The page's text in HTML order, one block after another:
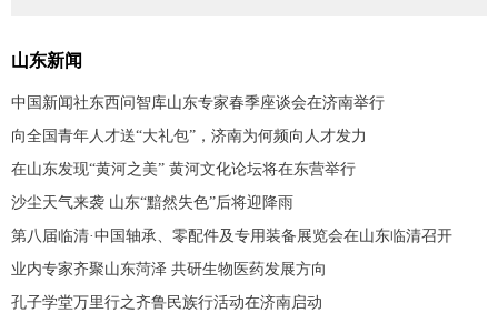
山东新闻
中国新闻社东西问智库山东专家春季座谈会在济南举行
向全国青年人才送“大礼包”，济南为何频向人才发力
在山东发现“黄河之美” 黄河文化论坛将在东营举行
沙尘天气来袭 山东“黯然失色”后将迎降雨
第八届临清·中国轴承、零配件及专用装备展览会在山东临清召开
业内专家齐聚山东菏泽 共研生物医药发展方向
孔子学堂万里行之齐鲁民族行活动在济南启动